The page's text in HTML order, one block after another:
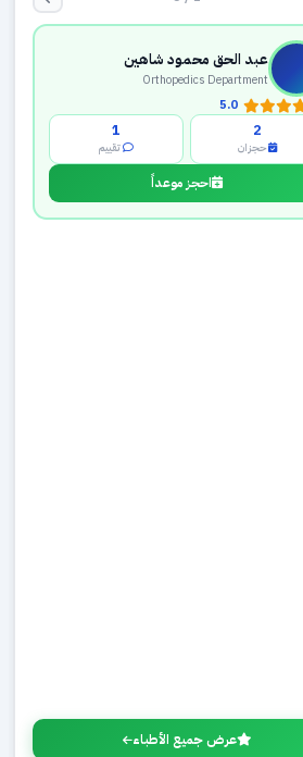
عبد الحق محمود شاهين
Orthopedics Department
5.0
2
حجزان
1
تقييم
احجز موعداً
عرض جميع الأطباء